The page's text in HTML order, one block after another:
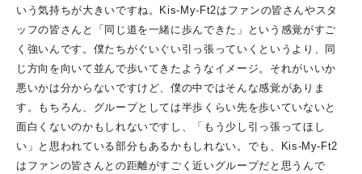
いう気持ちが大きいですね。Kis-My-Ft2はファンの皆さんやスタ
ッフの皆さんと「同じ道を一緒に歩んできた」という感覚がすご
く強いんです。僕たちがぐいぐい引っ張っていくというより、同
じ方向を向いて並んで歩いてきたようなイメージ。それがいいか
悪いかは分からないですけど、僕の中ではそんな感覚がありま
す。もちろん、グループとしては半歩くらい先を歩いていないと
面白くないのかもしれないですし、「もう少し引っ張ってほし
い」と思われている部分もあるかもしれない。でも、Kis-My-Ft2
はファンの皆さんとの距離がすごく近いグループだと思うんで